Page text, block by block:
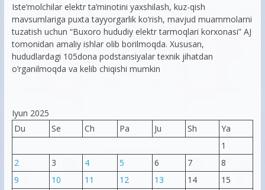
Iste’molchilar elektr ta’minotini yaxshilash, kuz-qish
mavsumlariga puxta tayyorgarlik ko‘rish, mavjud muammolarni
tuzatish uchun “Buxoro hududiy elektr tarmoqlari korxonasi” AJ
tomonidan amaliy ishlar olib borilmoqda. Xususan,
hududlardagi 105dona podstansiyalar texnik jihatdan
o’rganilmoqda va kelib chiqishi mumkin
Iyun 2025
Du
Se Ch Pa Ju Sh
Ya
1
2
3 4 5 6 7
8
9
10 11 12 13 14
15